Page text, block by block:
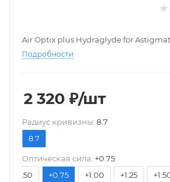
Air Optix plus Hydraglyde for
Подробности
2 320 ₽/шт
Pадиус кривизны: 8.7
8.7
Оптическая сила: +0.75
+0.50
+0.75 +1.00 +1.25